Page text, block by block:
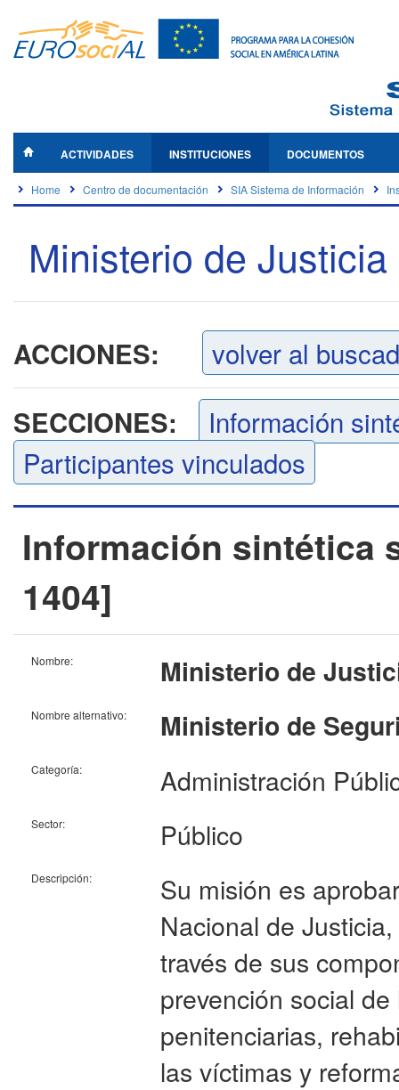
ACTIVIDADES INSTITUCIONES DOCUMENTOS
Home Centro de documentación SIA Sistema de Información
Ministerio de
ACCIONES:
volver al
SECCIONES:
Información
Participantes vinculados
Información
1404]
Nombre: Ministerio de
Nombre alternativo: Ministerio de
Categoría: Administración
Sector: Público
Descripción:
Su misión es
Nacional de
través de sus
prevención social
penitenciarias,
las víctimas y